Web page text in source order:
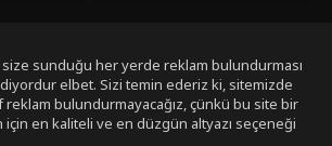
sunduğu her yerde reklam bulundurması
elbet. Sizi temin ederiz ki, sitemizde
bulundurmayacağız, çünkü bu site bir
en kaliteli ve en düzgün altyazı seçeneği